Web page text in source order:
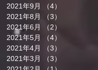
2021年9月
（4）
2021年8月
（3）
2021年6月
（2）
2021年5月
（4）
2021年4月
（3）
2021年3月
（3）